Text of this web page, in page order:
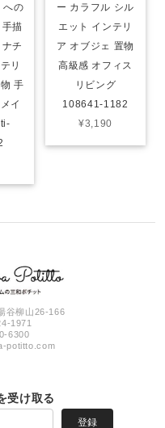
への
描
チ
リ
手
イ
ー カラフル シル
エット インテリ
ア オブジェ 置物
高級感 オフィス
リビング
108641-1182
¥3,190
谷柳山26-166
1971
6300
potitto.com
受け取る
登録